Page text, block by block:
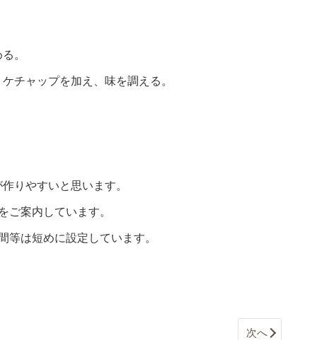
。
チャップを加え、味を調える。
りやすいと思います。
ご案内しています。
等は短めに設定しています。
次へ